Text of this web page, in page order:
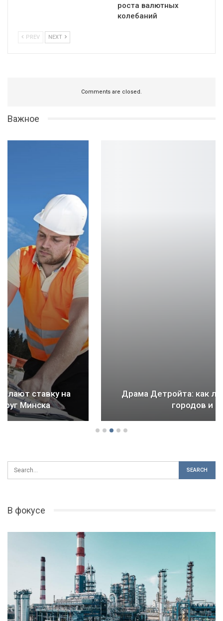
роста валютных
колебаний
PREV NEXT
Comments are closed.
Важное
Драма Детройта: как ломается будущее
В фокусе